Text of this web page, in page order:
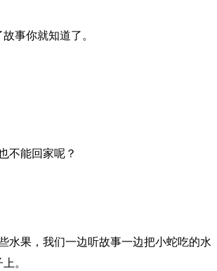
事你就知道了。
不能回家呢？
水果，我们一边听故事一边把小蛇吃的水
。